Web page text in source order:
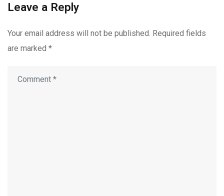
Leave a Reply
Your email address will not be published. Required fields
are marked *